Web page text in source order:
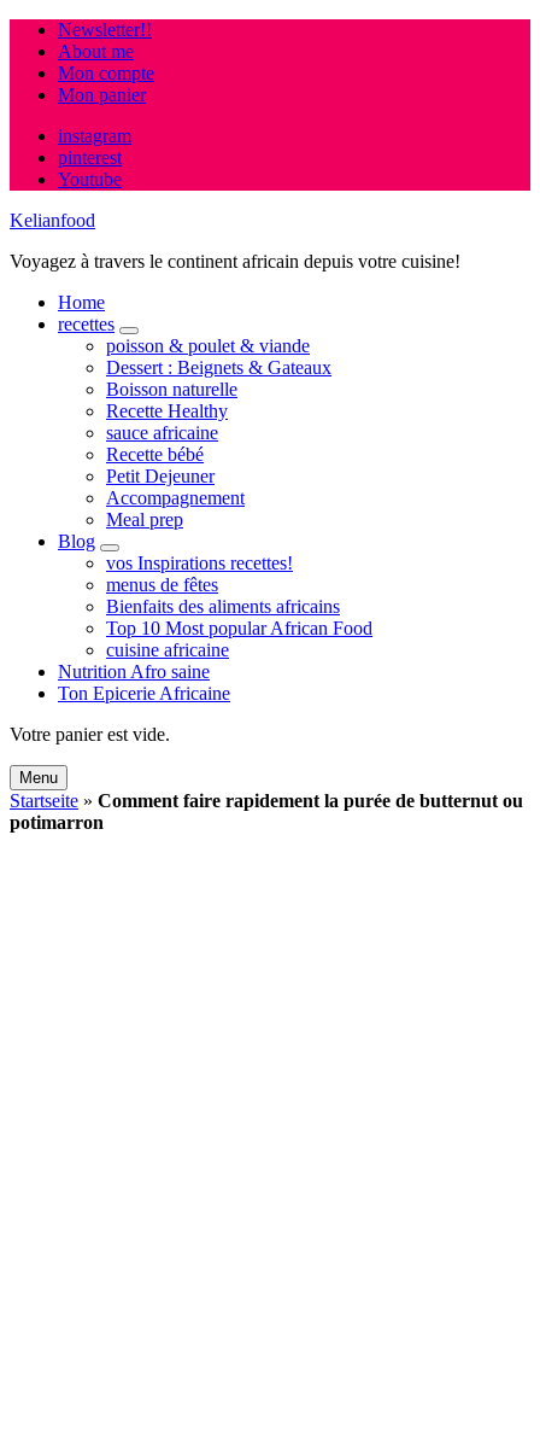
Newsletter!!
About me
Mon compte
Mon panier
instagram
pinterest
Youtube
Kelianfood
Voyagez à travers le continent africain depuis votre cuisine!
Home
recettes
expand
child
menu
poisson & poulet & viande
Dessert : Beignets & Gateaux
Boisson naturelle
Recette Healthy
sauce africaine
Recette bébé
Petit Dejeuner
Accompagnement
Meal prep
Blog
expand
child
menu
vos Inspirations recettes!
menus de fêtes
Bienfaits des aliments africains
Top 10 Most popular African Food
cuisine africaine
Nutrition Afro saine
Ton Epicerie Africaine
Search
Votre panier est vide.
Menu
Startseite » Comment faire rapidement la purée de butternut ou
potimarron